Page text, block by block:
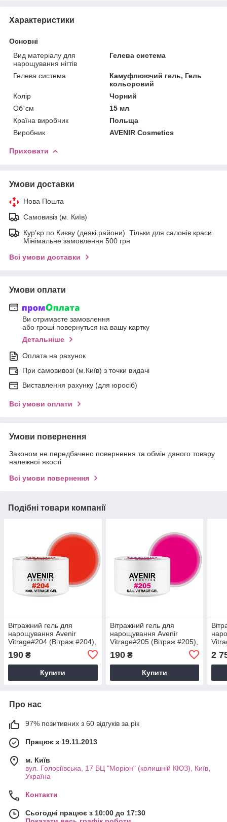
Характеристики
Основні
Вид матеріалу для
нарощування нігтів
Гелева система
Гелева система
Камуфлюючий гель, Гель
кольоровий
Колір
Чорний
Об`єм
15 мл
Країна виробник
Польща
Виробник
AVENIR Cosmetics
Приховати
Умови доставки
Нова Пошта
Самовивіз (м. Київ)
Кур'єр по Києву (деякі райони). Тільки для салонів краси.
Мінімальне замовлення 500 грн
Всі умови доставки
Умови оплати
Ви отримаєте замовлення
або гроші повернуться на вашу картку
Детальніше
Оплата на рахунок
При самовивозі (м.Київ) з точки видачі
Виставлення рахунку (для юросіб)
Всі умови оплати
Умови повернення
Законом не передбачено повернення та обмін даного товару
належної якості
Всі умови повернення
Подібні товари компанії
Вітражний гель для
нарощування Avenir
Vitrage#204 (Вітраж #204),
190 ₴
Купити
Вітражний гель для
нарощування Avenir
Vitrage#205 (Вітраж #205),
190₴
Купити
2
Про нас
97% позитивних з 60 відгуків за рік
Працює з 19.11.2013
м. Київ
вул. Голосіївська, 17 БЦ "Моріон" (колишній КЮЗ), Київ,
Україна
Контакти
Сьогодні працює з 10:00 до 17:30